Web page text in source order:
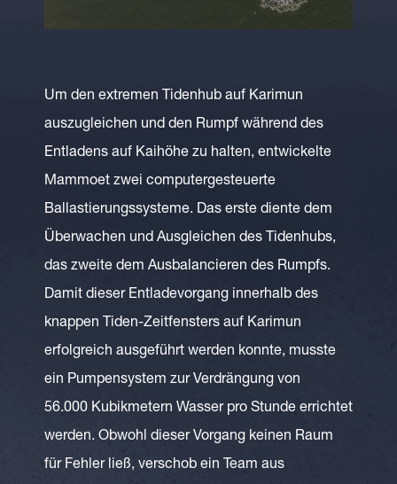
Um den extremen Tidenhub auf Karimun
auszugleichen und den Rumpf während des
Entladens auf Kaihöhe zu halten, entwickelte
Mammoet zwei computergesteuerte
Ballastierungssysteme. Das erste diente dem
Überwachen und Ausgleichen des Tidenhubs,
das zweite dem Ausbalancieren des Rumpfs.
Damit dieser Entladevorgang innerhalb des
knappen Tiden-Zeitfensters auf Karimun
erfolgreich ausgeführt werden konnte, musste
ein Pumpensystem zur Verdrängung von
56.000 Kubikmetern Wasser pro Stunde errichtet
werden. Obwohl dieser Vorgang keinen Raum
für Fehler ließ, verschob ein Team aus